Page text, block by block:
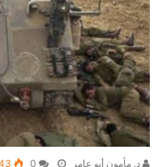
د. مأمون أبو عامر 0